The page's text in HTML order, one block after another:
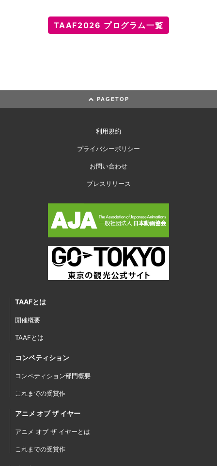
TAAF2026 プログラム一覧
PAGETOP
利用規約
プライバシーポリシー
お問い合わせ
プレスリリース
TAAFとは
開催概要
TAAFとは
コンペティション
コンペティション部門概要
これまでの受賞作
アニメ オブ ザ イヤー
アニメ オブ ザ イヤーとは
これまでの受賞作